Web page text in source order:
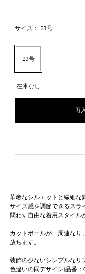
サイズ： 23号
23号
在庫なし
再
華奢なシルエットと繊細な
サイズ感を調節できるスラ
問わず自由な着用スタイル
カットボールが一周連な
放ちます。
装飾の少ないシンプルなリ
色違いの同デザイン(品番：